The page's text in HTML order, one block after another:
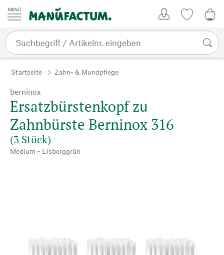
Zum Inhalt springen
Startseite Zahn- & Mundpflege
berninox
Ersatzbürstenkopf zu
Zahnbürste Berninox 316
(3 Stück)
Medium - Eisberggrün